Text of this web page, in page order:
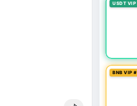
USDT
BNB VIP